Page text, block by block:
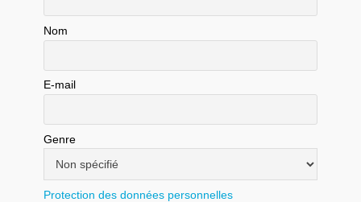
Nom
E-mail
Genre
Protection des données personnelles